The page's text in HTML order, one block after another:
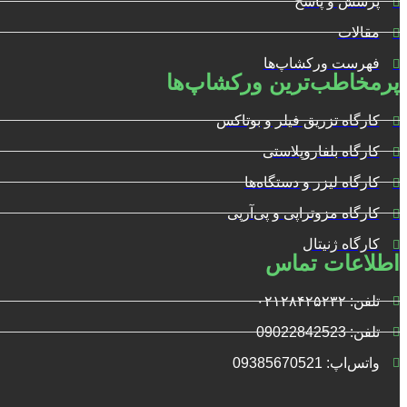
مقالات
فهرست ورکشاپ‌ها
پرمخاطب‌ترین ورکشاپ‌ها
کارگاه تزریق فیلر و بوتاکس
کارگاه بلفاروپلاستی
کارگاه لیزر و دستگاه‌ها
کارگاه مزوتراپی و پی‌آرپی
کارگاه ژنیتال
اطلاعات تماس
تلفن: ۰۲۱۲۸۴۲۵۲۳۲
تلفن: 09022842523
واتس‌‌اپ: 09385670521